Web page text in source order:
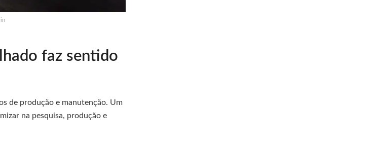
faz sentido
de produção e manutenção. Um
na pesquisa, produção e